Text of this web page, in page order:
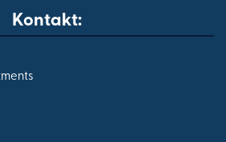
Kontakt: